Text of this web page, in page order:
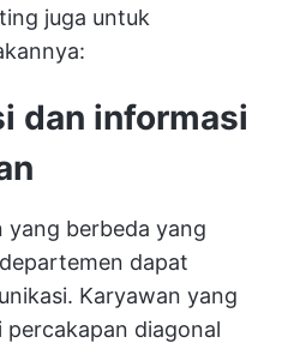
juga untuk
dan informasi
yang berbeda yang
dapat
Karyawan yang
diagonal